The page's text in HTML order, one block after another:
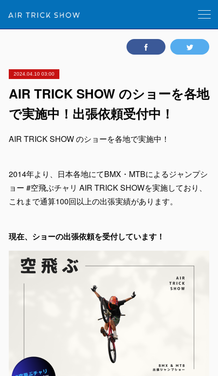
2024.04.10 03:00
AIR TRICK SHOW のショーを各地
で実施中！出張依頼受付中！
AIR TRICK SHOW のショーを各地で実施中！
2014年より、日本各地にてBMX・MTBによるジャンプシ
ョー #空飛ぶチャリ AIR TRICK SHOWを実施しており、
これまで通算100回以上の出張実績があります。
現在、ショーの出張依頼を受付しています！